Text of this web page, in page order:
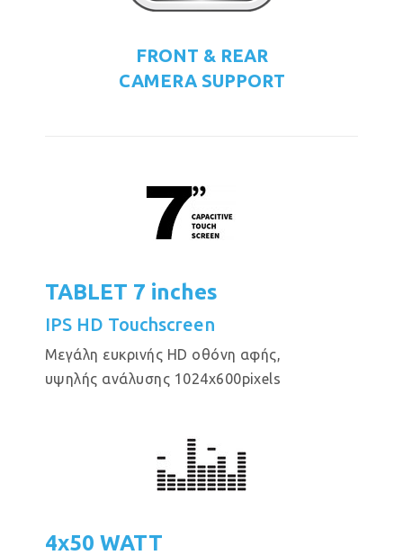
FRONT & REAR
CAMERA SUPPORT
TABLET 7 inches
IPS HD Touchscreen
Μεγάλη ευκρινής HD οθόνη αφής,
υψηλής ανάλυσης 1024x600pixels
4x50 WATT